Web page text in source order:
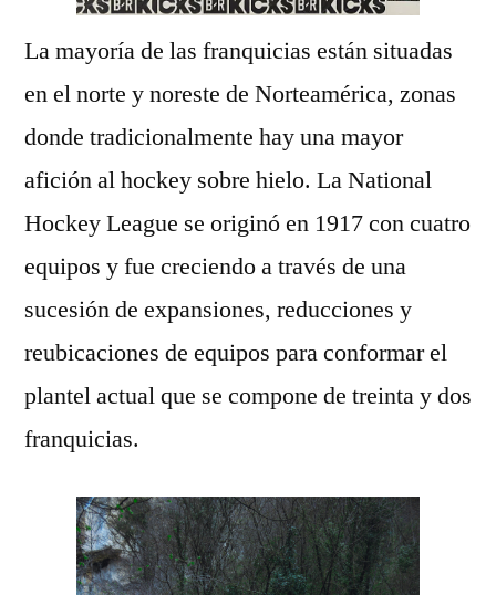
La mayoría de las franquicias están situadas
en el norte y noreste de Norteamérica, zonas
donde tradicionalmente hay una mayor
afición al hockey sobre hielo. La National
Hockey League se originó en 1917 con cuatro
equipos y fue creciendo a través de una
sucesión de expansiones, reducciones y
reubicaciones de equipos para conformar el
plantel actual que se compone de treinta y dos
franquicias.